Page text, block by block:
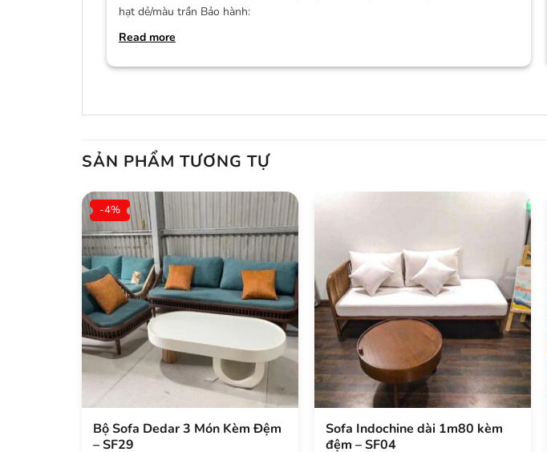
hạt dẻ/màu trần Bảo hành:
Read more
SẢN PHẨM TƯƠNG TỰ
-4%
Bộ Sofa Dedar 3 Món Kèm Đệm
– SF29
Sofa Indochine dài 1m80 kèm
đệm – SF04